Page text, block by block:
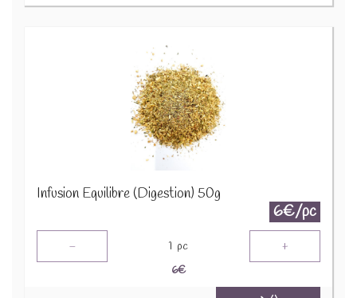
Infusion Equilibre (Digestion) 50g
6€/pc
- 1 pc +
6€